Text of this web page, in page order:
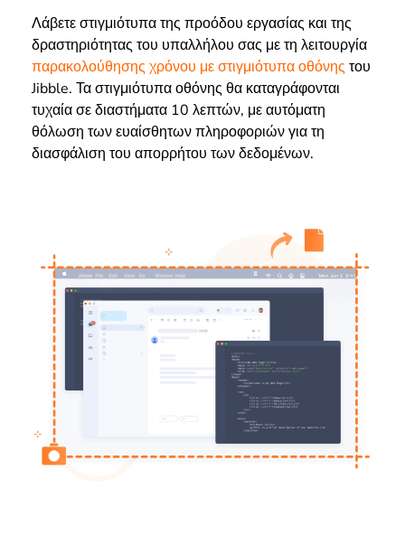
Λάβετε στιγμιότυπα της προόδου εργασίας και της
δραστηριότητας του υπαλλήλου σας με τη λειτουργία
παρακολούθησης χρόνου με στιγμιότυπα οθόνης του
Jibble. Τα στιγμιότυπα οθόνης θα καταγράφονται
τυχαία σε διαστήματα 10 λεπτών, με αυτόματη
θόλωση των ευαίσθητων πληροφοριών για τη
διασφάλιση του απορρήτου των δεδομένων.